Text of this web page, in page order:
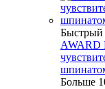
Быстрый
AWARD
Больше